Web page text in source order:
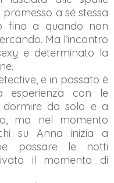
a sé stessa
fino a quando non
Ma l’incontro
e determinato la
e in passato è
esperienza con le
da solo e a
ma nel momento
su Anna inizia a
passare le notti
il momento di